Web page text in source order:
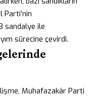
Parti’nin
sandalye ile
sürecine çevirdi.
Muhafazakâr Parti